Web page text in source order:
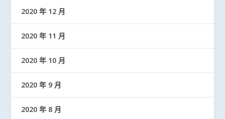
2020 年 12 月
2020 年 11 月
2020 年 10 月
2020 年 9 月
2020 年 8 月